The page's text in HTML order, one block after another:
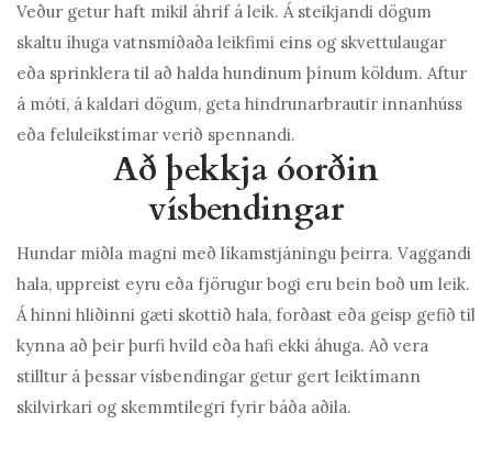
Veður getur haft mikil áhrif á leik. Á steikjandi dögum
skaltu íhuga vatnsmiðaða leikfimi eins og skvettulaugar
eða sprinklera til að halda hundinum þínum köldum. Aftur
á móti, á kaldari dögum, geta hindrunarbrautir innanhúss
eða feluleikstímar verið spennandi.
Að þekkja óorðin
vísbendingar
Hundar miðla magni með líkamstjáningu þeirra. Vaggandi
hala, uppreist eyru eða fjörugur bogi eru bein boð um leik.
Á hinni hliðinni gæti skottið hala, forðast eða geisp gefið til
kynna að þeir þurfi hvíld eða hafi ekki áhuga. Að vera
stilltur á þessar vísbendingar getur gert leiktímann
skilvirkari og skemmtilegri fyrir báða aðila.